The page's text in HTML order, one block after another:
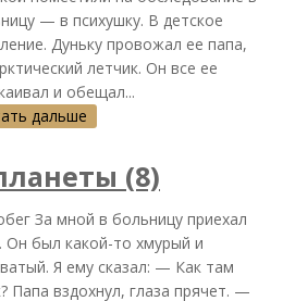
— в психушку. В детское
Дуньку провожал ее папа,
летчик. Он все ее
и обещал...
дальше
(8)
За мной в больницу приехал
Он был какой-то хмурый и
Я ему сказал: — Как там
Папа вздохнул, глаза прячет. —